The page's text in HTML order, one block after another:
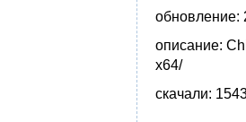
обновление:
описание:
x64/
скачали: